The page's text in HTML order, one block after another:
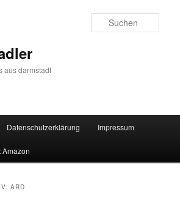
aus darmstadt
Datenschutzerklärung Impressum
Amazon
ARD